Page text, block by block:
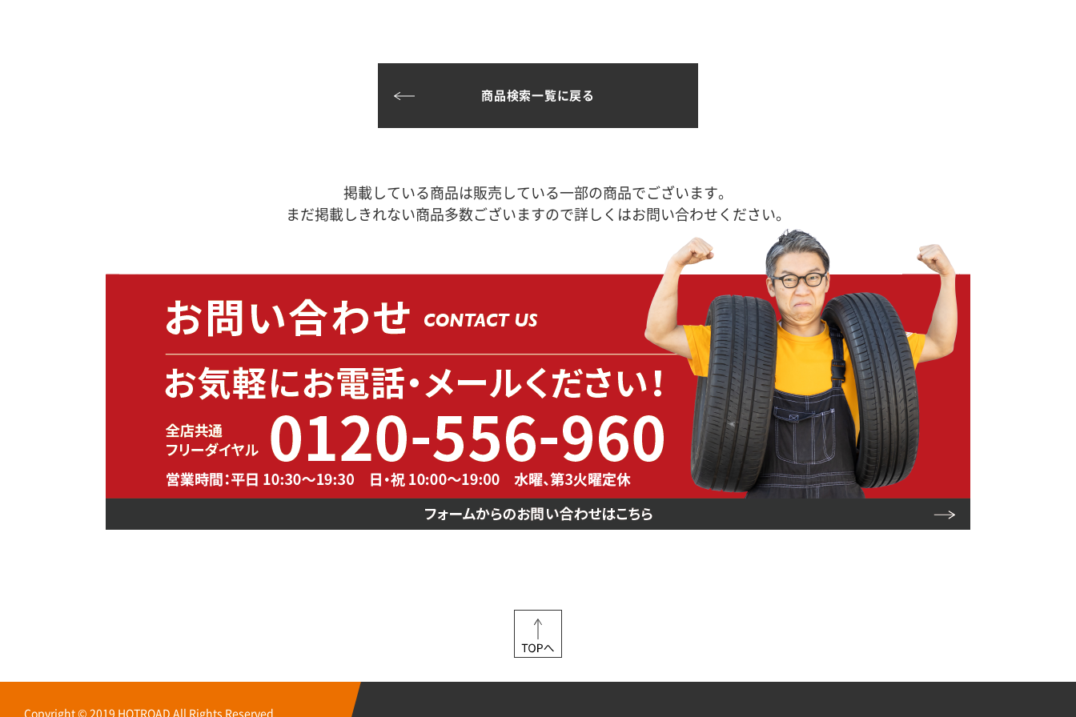
商品検索一覧に戻る
掲載している商品は販売している一部の商品でございます。
まだ掲載しきれない商品多数ございますので詳しくはお問い合わせください。
Copyright © 2019 HOTROAD All Rights Reserved.